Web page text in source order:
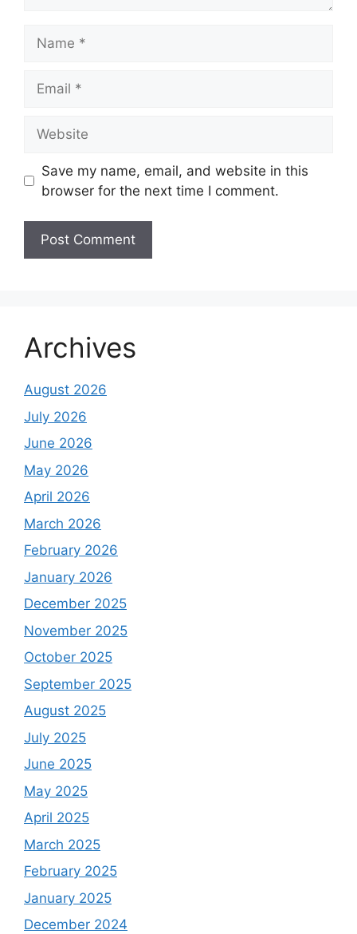
Save my name, email, and website in this
browser for the next time I comment.
Archives
August 2026
July 2026
June 2026
May 2026
April 2026
March 2026
February 2026
January 2026
December 2025
November 2025
October 2025
September 2025
August 2025
July 2025
June 2025
May 2025
April 2025
March 2025
February 2025
January 2025
December 2024